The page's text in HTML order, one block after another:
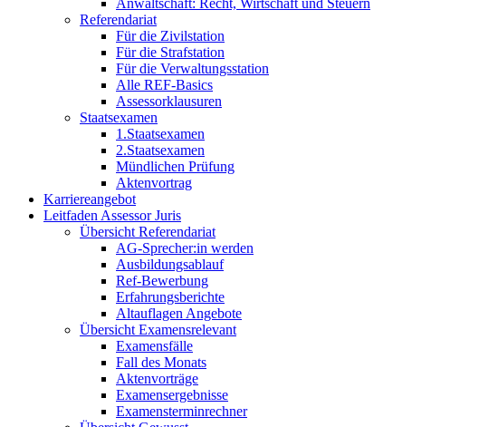
Anwaltschaft: Recht, Wirtschaft und Steuern
Referendariat
Für die Zivilstation
Für die Strafstation
Für die Verwaltungsstation
Alle REF-Basics
Assessorklausuren
Staatsexamen
1.Staatsexamen
2.Staatsexamen
Mündlichen Prüfung
Aktenvortrag
Karriereangebot
Leitfaden Assessor Juris
Übersicht Referendariat
AG-Sprecher:in werden
Ausbildungsablauf
Ref-Bewerbung
Erfahrungsberichte
Altauflagen Angebote
Übersicht Examensrelevant
Examensfälle
Fall des Monats
Aktenvorträge
Examensergebnisse
Examensterminrechner